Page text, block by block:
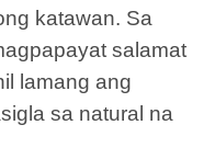
katawan. Sa
salamat
lamang ang
sa natural na